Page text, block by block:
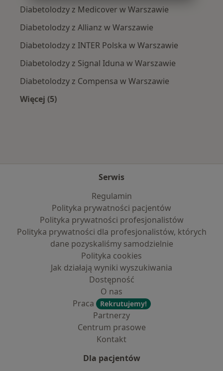
Diabetolodzy z Medicover w Warszawie
Diabetolodzy z Allianz w Warszawie
Diabetolodzy z INTER Polska w Warszawie
Diabetolodzy z Signal Iduna w Warszawie
Diabetolodzy z Compensa w Warszawie
Więcej (5)
Serwis
Regulamin
Polityka prywatności pacjentów
Polityka prywatności profesjonalistów
Polityka prywatności dla profesjonalistów, których
dane pozyskaliśmy samodzielnie
Polityka cookies
Jak działają wyniki wyszukiwania
Dostępność
O nas
Praca
Rekrutujemy!
Partnerzy
Centrum prasowe
Kontakt
Dla pacjentów